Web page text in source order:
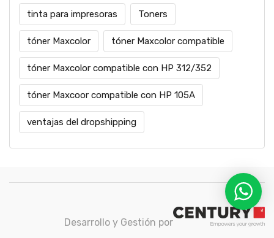
tinta para impresoras Toners
tóner Maxcolor tóner Maxcolor compatible
tóner Maxcolor compatible con HP 312/352
tóner Maxcoor compatible con HP 105A
ventajas del dropshipping
Desarrollo y Gestión por